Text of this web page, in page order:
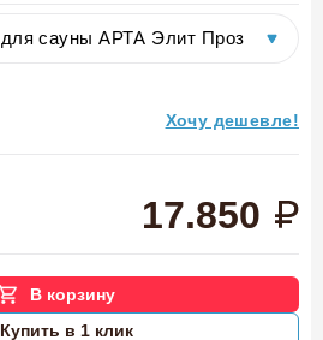
Хочу дешевле!
17.850
В корзину
Купить в 1 клик